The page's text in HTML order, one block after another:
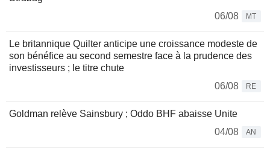
06/08
MT
Le britannique Quilter anticipe une croissance modeste de
son bénéfice au second semestre face à la prudence des
investisseurs ; le titre chute
06/08
RE
Goldman relève Sainsbury ; Oddo BHF abaisse Unite
04/08
AN